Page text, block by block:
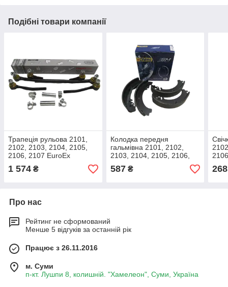
Подібні товари компанії
Трапеція рульова 2101,
2102, 2103, 2104, 2105,
2106, 2107 EuroEx
комплект (тяги,
наконечники)
1 574 ₴
Колодка передня
гальмівна 2101, 2102,
2103, 2104, 2105, 2106,
2107 HORT комплект
HBP10001
587₴ 268
Про нас
Рейтинг не сформований
Менше 5 відгуків за останній рік
Працює з 26.11.2016
м. Суми
п-кт. Лушпи 8, колишній. "Хамелеон", Суми, Україна